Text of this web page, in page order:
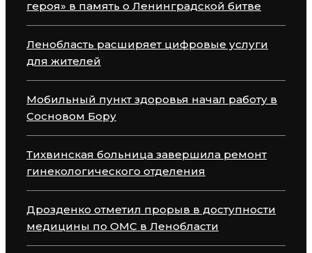
героя» в память о Ленинградской битве
Ленобласть расширяет цифровые услуги
для жителей
Мобильный пункт здоровья начал работу в
Сосновом Бору
Тихвинская больница завершила ремонт
гинекологического отделения
Дрозденко отметил прорыв в доступности
медицины по ОМС в Ленобласти